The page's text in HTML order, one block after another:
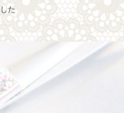
た